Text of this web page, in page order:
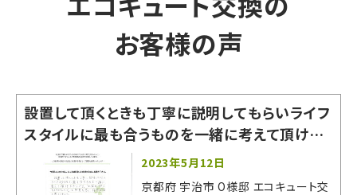
お客様の声
設置して頂くときも丁寧に説明してもらいライフ
スタイルに最も合うものを一緒に考えて頂けた
からです。「お家の一部になるものなので」と熱
意を感じ信用できると思いました。
2023年5月12日
京都府 宇治市 O様邸 エコキュート交